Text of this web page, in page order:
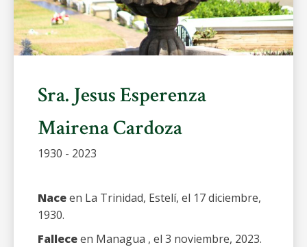
Sra. Jesus Esperenza
Mairena Cardoza
1930 - 2023
Naceen La Trinidad, Estelí, el 17 diciembre,
1930.
Falleceen Managua , el 3 noviembre, 2023.